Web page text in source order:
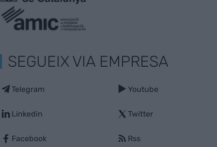
SEGUEIX VIA EMPRESA
Telegram
Linkedin
Facebook
Youtube
Twitter
Rss